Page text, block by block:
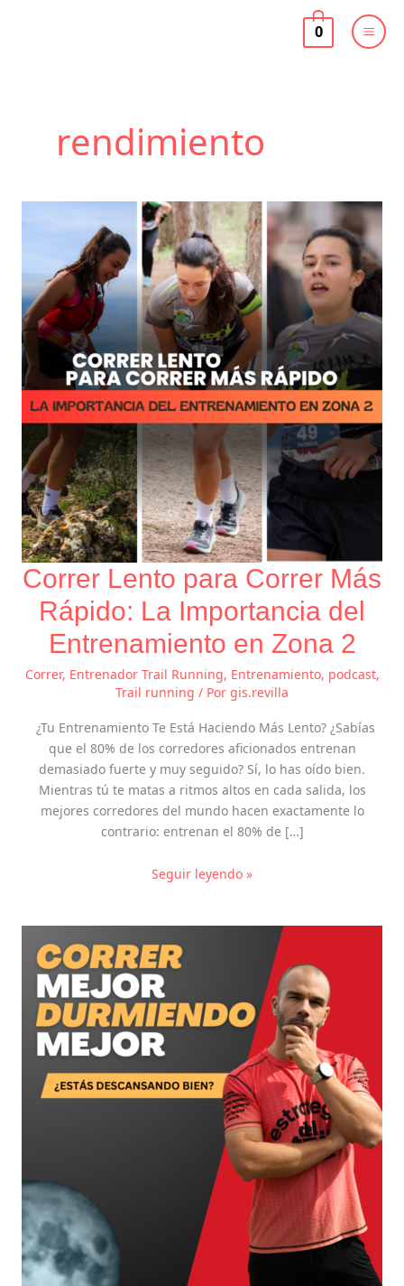
0
rendimiento
Correr Lento para Correr Más
Rápido: La Importancia del
Entrenamiento en Zona 2
Correr, Entrenador Trail Running, Entrenamiento, podcast,
Trail running / Por gis.revilla
¿Tu Entrenamiento Te Está Haciendo Más Lento? ¿Sabías
que el 80% de los corredores aficionados entrenan
demasiado fuerte y muy seguido? Sí, lo has oído bien.
Mientras tú te matas a ritmos altos en cada salida, los
mejores corredores del mundo hacen exactamente lo
contrario: entrenan el 80% de […]
Correr
Lento
para
Correr
Más
Rápido:
La
Importancia
del
Entrenamiento
en
Zona
2
Seguir leyendo »
mejor
durmiendo
mejor